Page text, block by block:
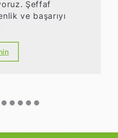
Şeffaf
ve başarıyı